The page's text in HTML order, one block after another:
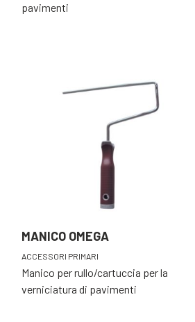
pavimenti
MANICO OMEGA
ACCESSORI PRIMARI
Manico per rullo/cartuccia per la
verniciatura di pavimenti